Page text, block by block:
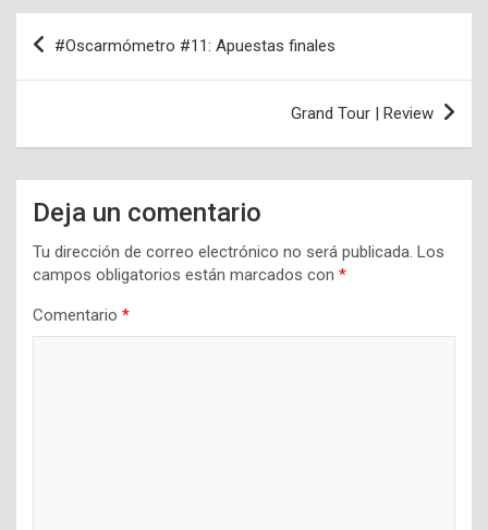
Navegación
#Oscarmómetro #11: Apuestas finales
Grand Tour | Review
Deja un comentario
Tu dirección de correo electrónico no será publicada. Los
campos obligatorios están marcados con *
Comentario *